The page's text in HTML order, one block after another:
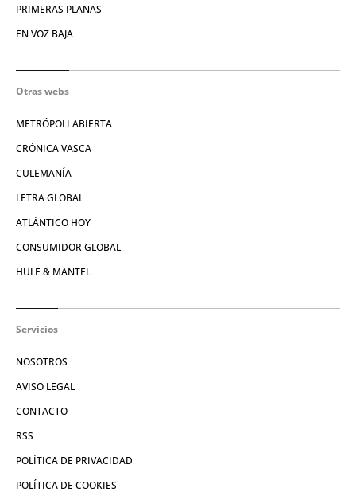
PRIMERAS PLANAS
EN VOZ BAJA
Otras webs
METRÓPOLI ABIERTA
CRÓNICA VASCA
CULEMANÍA
LETRA GLOBAL
ATLÁNTICO HOY
CONSUMIDOR GLOBAL
HULE & MANTEL
Servicios
NOSOTROS
AVISO LEGAL
CONTACTO
RSS
POLÍTICA DE PRIVACIDAD
POLÍTICA DE COOKIES